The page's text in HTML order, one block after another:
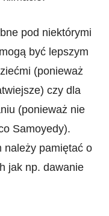
pod niektórymi
być lepszym
(ponieważ
czy dla
(ponieważ nie
Samoyedy).
należy pamiętać o
jak np. dawanie